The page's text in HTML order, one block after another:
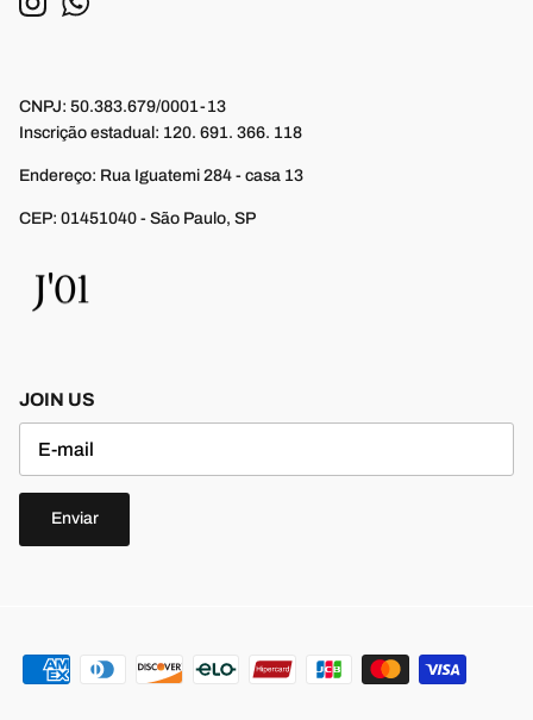
CNPJ: 50.383.679/0001-13
Inscrição estadual: 120. 691. 366. 118
Endereço: Rua Iguatemi 284 - casa 13
CEP: 01451040 - São Paulo, SP
JOIN US
Enviar